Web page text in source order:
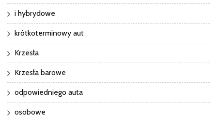
i hybrydowe
krótkoterminowy aut
Krzesła
Krzesła barowe
odpowiedniego auta
osobowe